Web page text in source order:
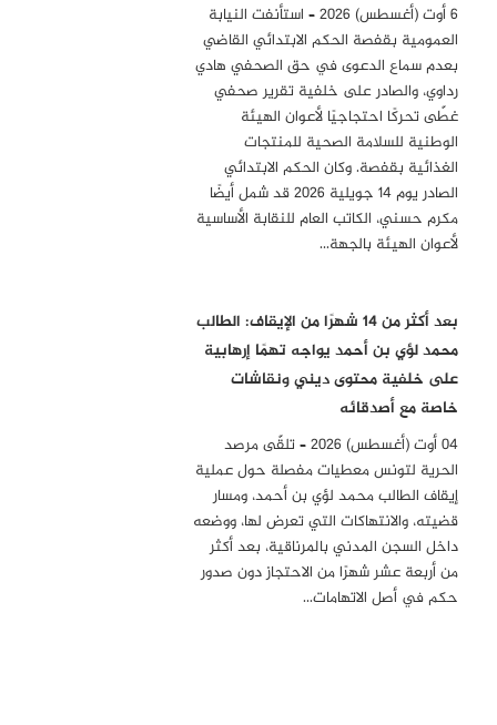
6 أوت (أغسطس) 2026 – استأنفت النيابة
العمومية بقفصة الحكم الابتدائي القاضي
بعدم سماع الدعوى في حق الصحفي هادي
رداوي، والصادر على خلفية تقرير صحفي
غطّى تحركًا احتجاجيًا لأعوان الهيئة
الوطنية للسلامة الصحية للمنتجات
الغذائية بقفصة. وكان الحكم الابتدائي
الصادر يوم 14 جويلية 2026 قد شمل أيضًا
مكرم حسني، الكاتب العام للنقابة الأساسية
لأعوان الهيئة بالجهة…
بعد أكثر من 14 شهرًا من الإيقاف: الطالب
محمد لؤي بن أحمد يواجه تهمًا إرهابية
على خلفية محتوى ديني ونقاشات
خاصة مع أصدقائه
04 أوت (أغسطس) 2026 – تلقّى مرصد
الحرية لتونس معطيات مفصلة حول عملية
إيقاف الطالب محمد لؤي بن أحمد، ومسار
قضيته، والانتهاكات التي تعرض لها، ووضعه
داخل السجن المدني بالمرناقية، بعد أكثر
من أربعة عشر شهرًا من الاحتجاز دون صدور
حكم في أصل الاتهامات…